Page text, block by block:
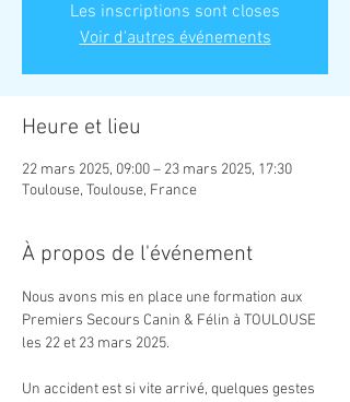
Les inscriptions sont closes
Voir d'autres événements
Heure et lieu
22 mars 2025, 09:00 – 23 mars 2025, 17:30
Toulouse, Toulouse, France
À propos de l'événement
Nous avons mis en place une formation aux
Premiers Secours Canin & Félin à TOULOUSE
les 22 et 23 mars 2025.
Un accident est si vite arrivé, quelques gestes